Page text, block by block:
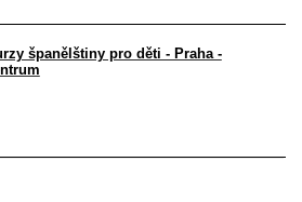
španělštiny pro děti - Praha -